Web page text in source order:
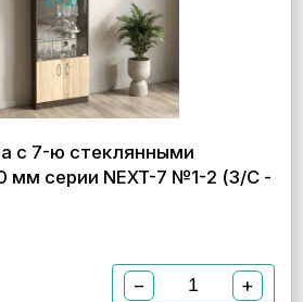
с 7-ю стеклянными
мм серии NEXT-7 №1-2 (З/C -
− +